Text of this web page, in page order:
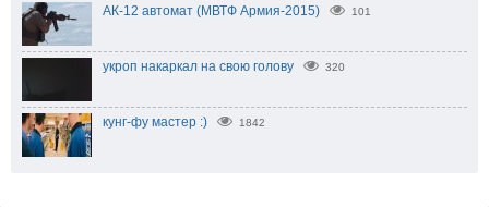
АК-12 автомат (МВТФ Армия-2015) 101
укроп накаркал на свою голову 320
кунг-фу мастер :) 1842